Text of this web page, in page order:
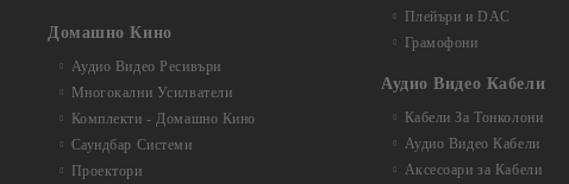
Домашно Кино
Аудио Видео Рeсивъри
Многокални Усилватели
Комплекти - Домашно Кино
Саундбар Системи
Проектори
Плейъри и DAC
Грамофони
Аудио Видео Кабели
Кабели За Тонколони
Аудио Видео Кабели
Аксесоари за Кабели